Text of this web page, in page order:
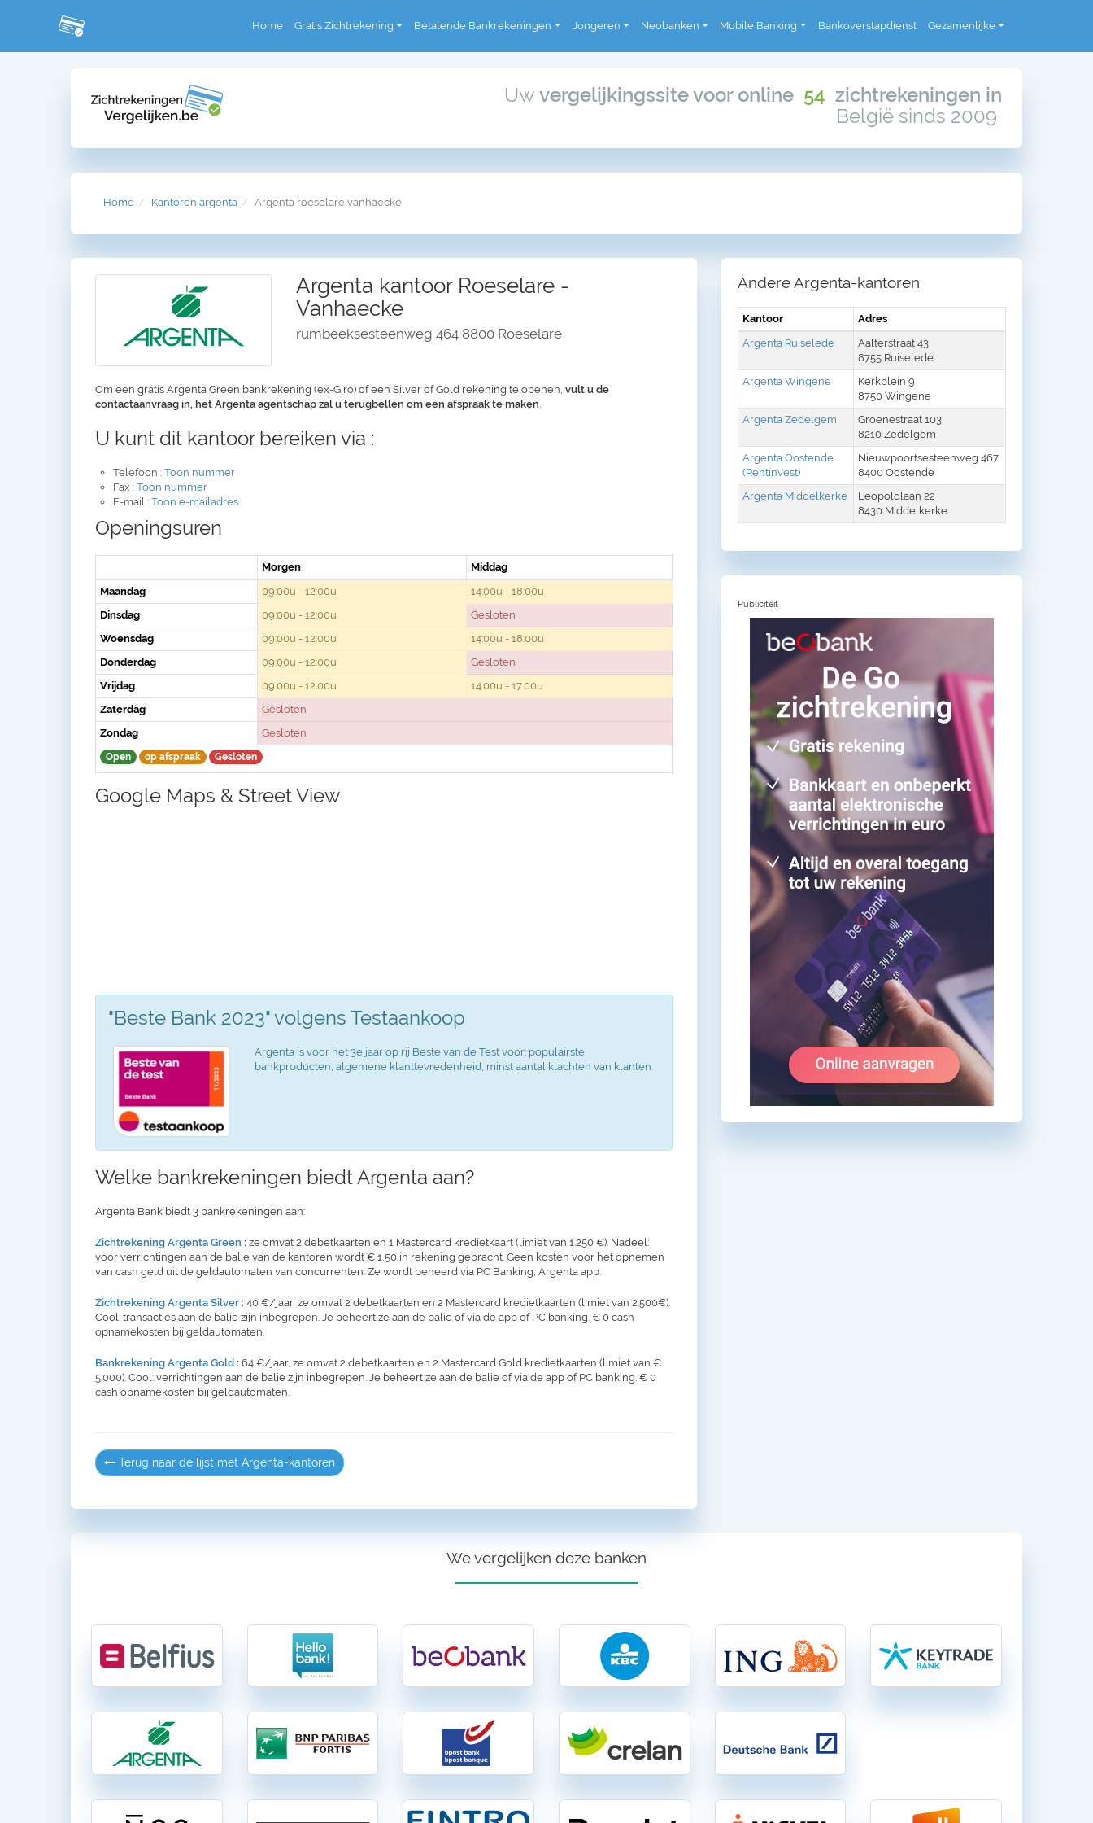
Home Gratis Zichtrekening Betalende Bankrekeningen Jongeren Neobanken Mobile Banking Bankoverstapdienst Gezamenlijke
Uw vergelijkingssite voor online 54 zichtrekeningen in
België sinds 2009
Home Kantoren argenta Argenta roeselare vanhaecke
Argenta kantoor Roeselare -
Vanhaecke
rumbeeksesteenweg 464 8800 Roeselare
Om een gratis Argenta Green bankrekening (ex-Giro) of een Silver of Gold rekening te openen, vult u de
contactaanvraag in, het Argenta agentschap zal u terugbellen om een afspraak te maken.
U kunt dit kantoor bereiken via :
Telefoon : Toon nummer
Fax : Toon nummer
E-mail : Toon e-mailadres
Openingsuren
Morgen
Middag
Maandag
09:00u - 12:00u
14:00u - 18:00u
Dinsdag
09:00u - 12:00u
Gesloten
Woensdag
09:00u - 12:00u
14:00u - 18:00u
Donderdag
09:00u - 12:00u
Gesloten
Vrijdag
09:00u - 12:00u
14:00u - 17:00u
Zaterdag
Gesloten
Zondag
Gesloten
Open op afspraak Gesloten
Google Maps & Street View
"Beste Bank 2023" volgens Testaankoop
Argenta is voor het 3e jaar op rij Beste van de Test voor: populairste
bankproducten, algemene klanttevredenheid, minst aantal klachten van klanten.
Welke bankrekeningen biedt Argenta aan?
Argenta Bank biedt 3 bankrekeningen aan:
Zichtrekening Argenta Green : ze omvat 2 debetkaarten en 1 Mastercard kredietkaart (limiet van 1.250 €). Nadeel:
voor verrichtingen aan de balie van de kantoren wordt € 1,50 in rekening gebracht. Geen kosten voor het opnemen
van cash geld uit de geldautomaten van concurrenten. Ze wordt beheerd via PC Banking, Argenta app.
Zichtrekening Argenta Silver : 40 €/jaar, ze omvat 2 debetkaarten en 2 Mastercard kredietkaarten (limiet van 2.500€).
Cool: transacties aan de balie zijn inbegrepen. Je beheert ze aan de balie of via de app of PC banking. € 0 cash
opnamekosten bij geldautomaten.
Bankrekening Argenta Gold : 64 €/jaar, ze omvat 2 debetkaarten en 2 Mastercard Gold kredietkaarten (limiet van €
5.000). Cool: verrichtingen aan de balie zijn inbegrepen. Je beheert ze aan de balie of via de app of PC banking. € 0
cash opnamekosten bij geldautomaten.
Terug naar de lijst met Argenta-kantoren
Andere Argenta-kantoren
Kantoor
Adres
Argenta Ruiselede
Aalterstraat 43
8755 Ruiselede
Argenta Wingene
Kerkplein 9
8750 Wingene
Argenta Zedelgem
Groenestraat 103
8210 Zedelgem
Argenta Oostende
(Rentinvest)
Nieuwpoortsesteenweg 467
8400 Oostende
Argenta Middelkerke
Leopoldlaan 22
8430 Middelkerke
Publiciteit
We vergelijken deze banken